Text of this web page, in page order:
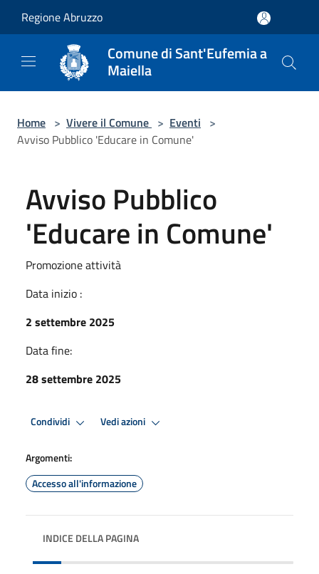
Regione Abruzzo
Comune di Sant'Eufemia a
Maiella
Home > Vivere il Comune > Eventi >
Avviso Pubblico 'Educare in Comune'
Avviso Pubblico
'Educare in Comune'
Promozione attività
Data inizio :
2 settembre 2025
Data fine:
28 settembre 2025
Condividi Vedi azioni
Argomenti:
Accesso all'informazione
INDICE DELLA PAGINA